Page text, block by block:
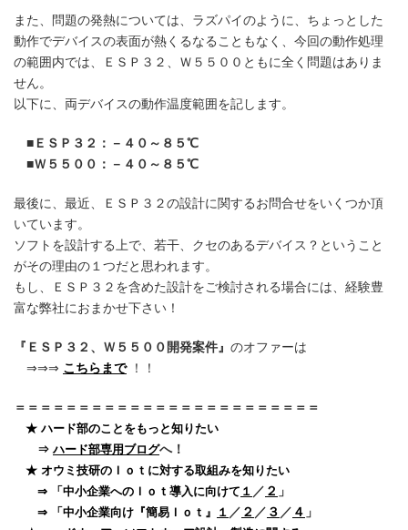
また、問題の発熱については、ラズパイのように、ちょっとした
動作でデバイスの表面が熱くるなることもなく、今回の動作処理
の範囲内では、ＥＳＰ３２、Ｗ５５００ともに全く問題はありま
せん。
以下に、両デバイスの動作温度範囲を記します。
■ＥＳＰ３２：－４０～８５℃
■Ｗ５５００：－４０～８５℃
最後に、最近、ＥＳＰ３２の設計に関するお問合せをいくつか頂
いています。
ソフトを設計する上で、若干、クセのあるデバイス？ということ
がその理由の１つだと思われます。
もし、ＥＳＰ３２を含めた設計をご検討される場合には、経験豊
富な弊社におまかせ下さい！
『ＥＳＰ３２、Ｗ５５００開発案件』 のオファーは
⇒⇒⇒ こちらまで！！
＝＝＝＝＝＝＝＝＝＝＝＝＝＝＝＝＝＝＝＝＝＝＝＝
★ ハード部のことをもっと知りたい
⇒ ハード部専用ブログへ！
★ オウミ技研のＩｏｔに対する取組みを知りたい
⇒ 「中小企業へのＩｏｔ導入に向けて １ ／ ２ 」
⇒ 「中小企業向け『簡易Ｉｏｔ』 １ ／ ２ ／ ３ ／ ４ 」